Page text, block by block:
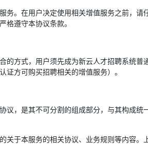
。在用户决定使用相关增值服务之前，
格遵守本协议条款。
的方式，用户须先成为新云人才招聘系统
方可购买招聘相关的增值服务）。
，是其不可分割的组成部分，与其构成
于本服务的相关协议、业务规则等内容